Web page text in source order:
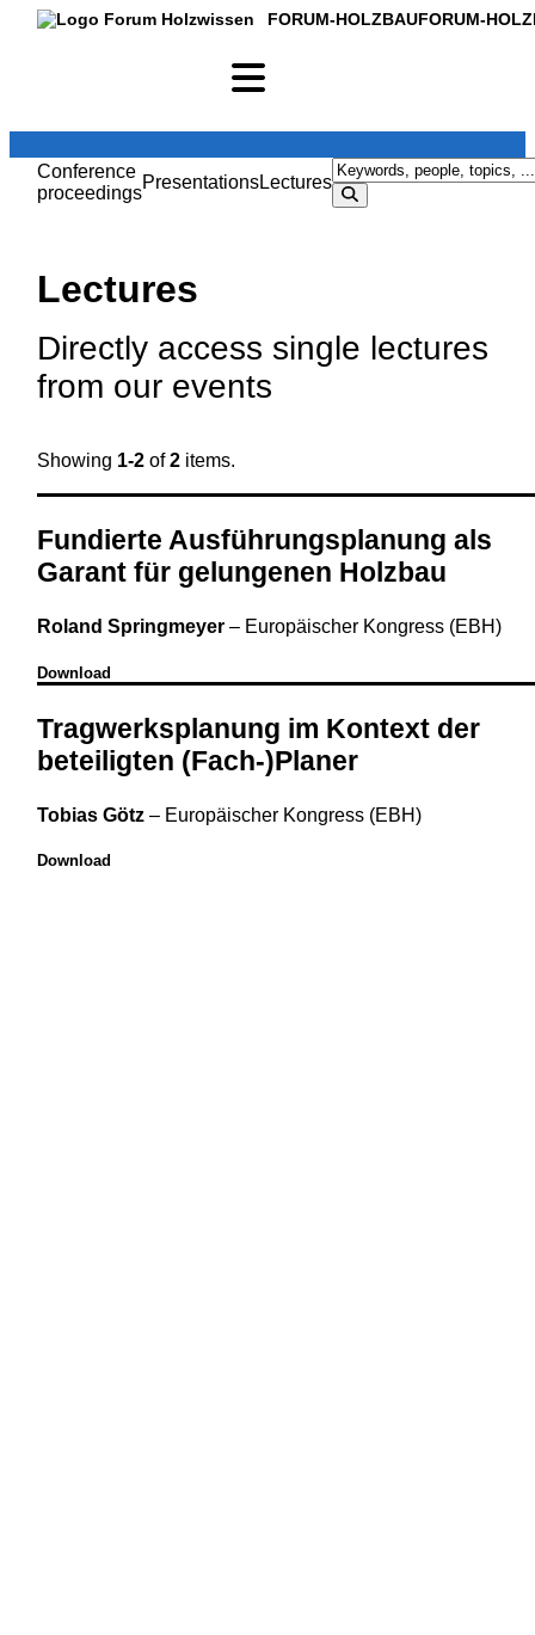
FORUM-HOLZBAUFORUM-
Conference
proceedings
PresentationsLectures
Lectures
Directly access single lectures
from our events
Showing 1-2 of2 items.
Fundierte Ausführungsplanung als
Garant für gelungenen Holzbau
Roland Springmeyer – Europäischer Kongress (EBH)
Download
Tragwerksplanung im Kontext der
beteiligten (Fach-)Planer
Tobias Götz – Europäischer Kongress (EBH)
Download